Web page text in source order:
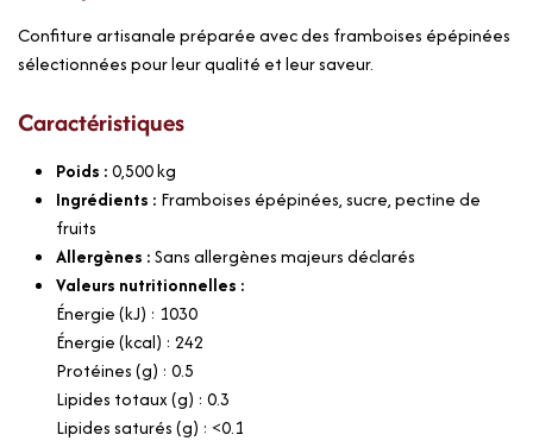
Confiture artisanale préparée avec des framboises épépinées
sélectionnées pour leur qualité et leur saveur.
Caractéristiques
Poids :0,500kg
Ingrédients : Framboises épépinées, sucre, pectine de
fruits
Allergènes :Sans allergènes majeurs déclarés
Valeurs nutritionnelles :
Énergie (kJ) : 1030
Énergie (kcal) : 242
Protéines (g) : 0.5
Lipides totaux (g) : 0.3
Lipides saturés (g) : <0.1